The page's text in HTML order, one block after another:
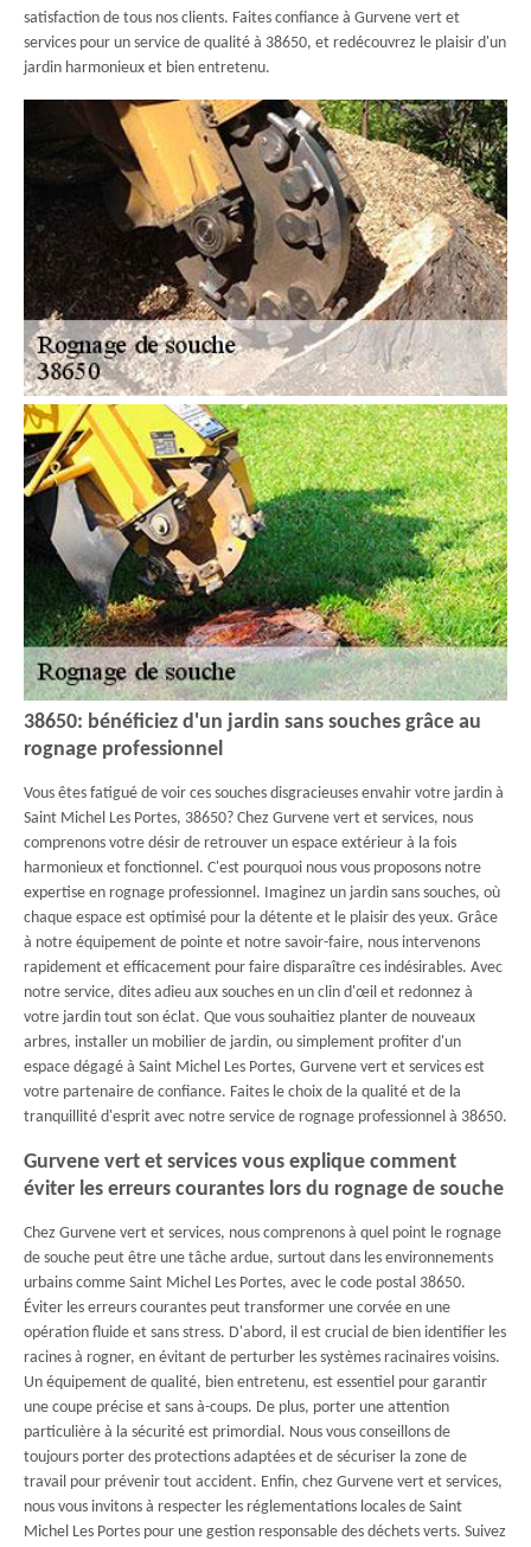
satisfaction de tous nos clients. Faites confiance à Gurvene vert et
services pour un service de qualité à 38650, et redécouvrez le plaisir d'un
jardin harmonieux et bien entretenu.
38650: bénéficiez d'un jardin sans souches grâce au
rognage professionnel
Vous êtes fatigué de voir ces souches disgracieuses envahir votre jardin à
Saint Michel Les Portes, 38650? Chez Gurvene vert et services, nous
comprenons votre désir de retrouver un espace extérieur à la fois
harmonieux et fonctionnel. C'est pourquoi nous vous proposons notre
expertise en rognage professionnel. Imaginez un jardin sans souches, où
chaque espace est optimisé pour la détente et le plaisir des yeux. Grâce
à notre équipement de pointe et notre savoir-faire, nous intervenons
rapidement et efficacement pour faire disparaître ces indésirables. Avec
notre service, dites adieu aux souches en un clin d'œil et redonnez à
votre jardin tout son éclat. Que vous souhaitiez planter de nouveaux
arbres, installer un mobilier de jardin, ou simplement profiter d'un
espace dégagé à Saint Michel Les Portes, Gurvene vert et services est
votre partenaire de confiance. Faites le choix de la qualité et de la
tranquillité d'esprit avec notre service de rognage professionnel à 38650.
Gurvene vert et services vous explique comment
éviter les erreurs courantes lors du rognage de souche
Chez Gurvene vert et services, nous comprenons à quel point le rognage
de souche peut être une tâche ardue, surtout dans les environnements
urbains comme Saint Michel Les Portes, avec le code postal 38650.
Éviter les erreurs courantes peut transformer une corvée en une
opération fluide et sans stress. D'abord, il est crucial de bien identifier les
racines à rogner, en évitant de perturber les systèmes racinaires voisins.
Un équipement de qualité, bien entretenu, est essentiel pour garantir
une coupe précise et sans à-coups. De plus, porter une attention
particulière à la sécurité est primordial. Nous vous conseillons de
toujours porter des protections adaptées et de sécuriser la zone de
travail pour prévenir tout accident. Enfin, chez Gurvene vert et services,
nous vous invitons à respecter les réglementations locales de Saint
Michel Les Portes pour une gestion responsable des déchets verts. Suivez